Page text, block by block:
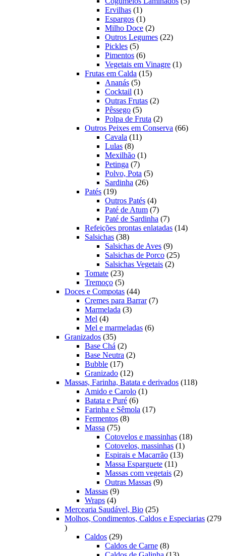
Ervilhas 11
produto
Espargos 11
produto
Milho Doce 22
produtos
Outros Legumes 2222
Pickles 55
produtos
Pimentos 66
produtos
Vegetais em Vinagre 11
Frutas em Calda 1515
Ananás 55
produtos
Cocktail 11
produto
Outras Frutas 22
Pêssego 55
produtos
Polpa de Fruta 22
produtos
Outros Peixes em Conserva 6666
Cavala 1111
Lulas 88
produtos
Mexilhão 11
Petinga 77
produtos
Polvo, Pota 55
Sardinha 2626
Patés 1919
produtos
Outros Patés 44
produtos
Paté de Atum 77
produtos
Paté de Sardinha 77
produtos
Refeições prontas enlatadas 1414
Salsichas 3838
produtos
Salsichas de Aves 99
produtos
Salsichas de Porco 2525
Salsichas Vegetais 22
Tomate 2323
produtos
Tremoço 55
produtos
Doces e Compotas 4444
produtos
Cremes para Barrar 77
Marmelada 33
Mel 44
produtos
Mel e marmeladas 66
Granizados 3535
produtos
Base Chá 22
produtos
Base Neutra 22
Bubble 1717
produtos
Granizado 1212
produtos
Massas, Farinha, Batata e derivados 118118
Amido e Carolo 11
Batata e Puré 66
produtos
Farinha e Sêmola 1717
Fermentos 88
Massa 7575
produtos
Cotovelos e massinhas 1818
Cotovelos, massinhas 11
produto
Espirais e Macarrão 1313
Massa Esparguete 1111
produtos
Massas com vegetais 22
Outras Massas 99
Massas 99
Wraps 44
produtos
Mercearia Saudável, Bio 2525
produtos
Molhos, Condimentos, Caldos e Especiarias 279
279
produtosCaldos 2929
produtos
Caldos de Carne 88